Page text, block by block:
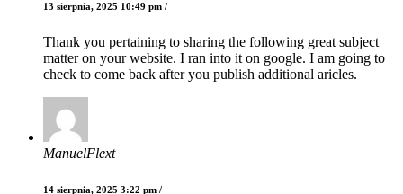
13 sierpnia, 2025 10:49 pm /
Thank you pertaining to sharing the following great subject
matter on your website. I ran into it on google. I am going to
check to come back after you publish additional aricles.
ManuelFlext
14 sierpnia, 2025 3:22 pm /